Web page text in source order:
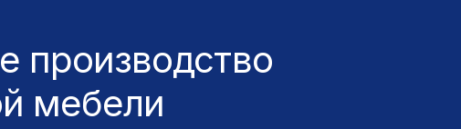
производство
мебели